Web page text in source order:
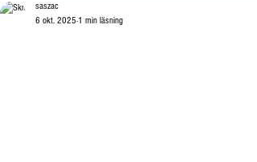
saszac
6 okt. 2025 1 min läsning